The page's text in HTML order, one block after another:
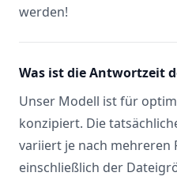
werden!
Was ist die Antwortzeit
Unser Modell ist für
konzipiert. Die
variiert je nach mehreren
einschließlich der